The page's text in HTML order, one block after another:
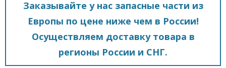
Заказывайте у нас запасные части из
Европы по цене ниже чем в России!
Осуществляем доставку товара в
регионы России и СНГ.